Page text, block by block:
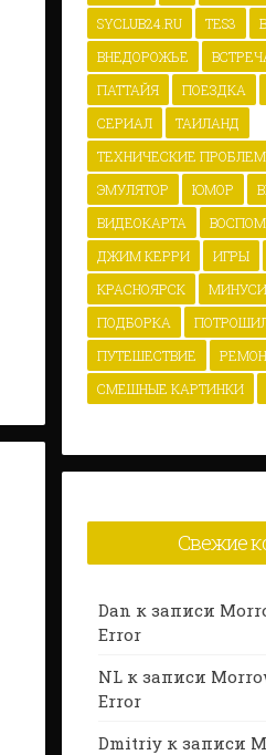
SYCLUB24.RU
TES3
ВНЕДОРОЖЬЕ
ПАТТАЙЯ
ПОЕЗДКА
СЕРИАЛ
ТАИЛАНД
ТЕХНИЧЕСКИЕ
ЭМУЛЯТОР
ЮМОР
ВИДЕОКАРТА
ДЖИМ КЕРРИ
ИГРЫ
КРАСНОЯРСК
ПОДБОРКА
ПУТЕШЕСТВИЕ
СМЕШНЫЕ КАРТИНКИ
Свежие
Dan к записи
Error
NLк записи
Error
Dmitriyк записи